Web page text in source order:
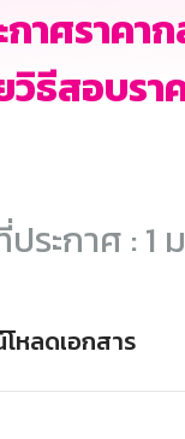
กาศราคา
วิธีสอบรา
ระกาศ : 1
หลดเอกสาร